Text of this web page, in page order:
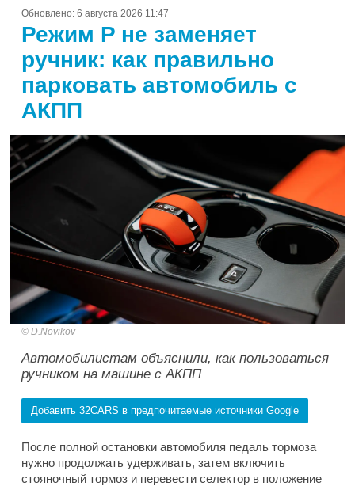
Обновлено: 6 августа 2026 11:47
Режим P не заменяет
ручник: как правильно
парковать автомобиль с
АКПП
D.Novikov
Автомобилистам объяснили, как пользоваться
ручником на машине с АКПП
Добавить 32CARS в предпочитаемые источники Google
После полной остановки автомобиля педаль тормоза
нужно продолжать удерживать, затем включить
стояночный тормоз и перевести селектор в положение